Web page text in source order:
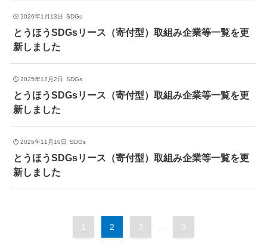
2026年1月13日 SDGs
とうほうSDGsリース（寄付型）取組み企業等一覧を更
新しました
2025年12月2日 SDGs
とうほうSDGsリース（寄付型）取組み企業等一覧を更
新しました
2025年11月10日 SDGs
とうほうSDGsリース（寄付型）取組み企業等一覧を更
新しました
1 2 3 ... 9